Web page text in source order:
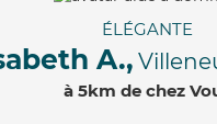
ÉLÉGANTE
A.,
à 5km de chez